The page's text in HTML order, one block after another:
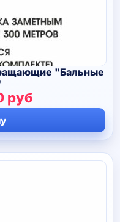
"Бальные
руб.
рубТекущая
цена:
350 руб.